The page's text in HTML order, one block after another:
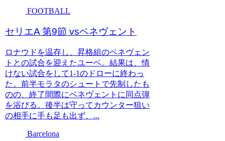
FOOTBALL
セリエA 第9節 vsベネヴェント
ロナウドを温存し、昇格組のベネヴェン
トとの試合を迎えたユーベ。結果は、情
けない試合をして1-1のドローに終わっ
た。前半モラタのシュートで先制したも
のの、終了間際にベネヴェントに同点弾
を浴びる。後半は守ってカウンター狙い
の相手に手も足も出ず、...
Barcelona